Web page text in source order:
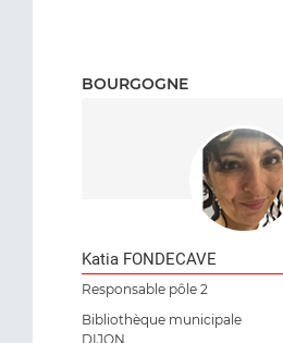
BOURGOGNE
Katia FONDECAVE
Responsable pôle 2
Bibliothèque municipale
DIJON